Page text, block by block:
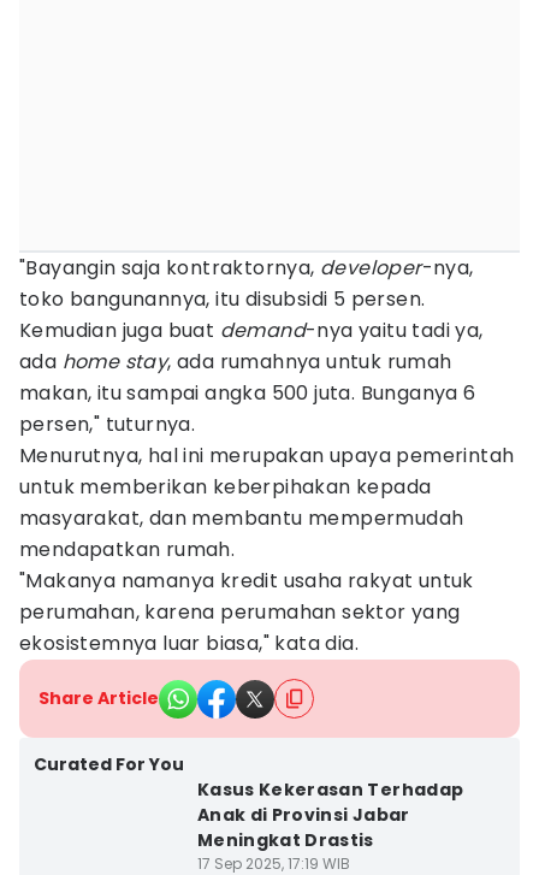
"Bayangin saja kontraktornya, developer-nya,
toko bangunannya, itu disubsidi 5 persen.
Kemudian juga buat demand-nya yaitu tadi ya,
ada home stay, ada rumahnya untuk rumah
makan, itu sampai angka 500 juta. Bunganya 6
persen," tuturnya.
Menurutnya, hal ini merupakan upaya pemerintah
untuk memberikan keberpihakan kepada
masyarakat, dan membantu mempermudah
mendapatkan rumah.
"Makanya namanya kredit usaha rakyat untuk
perumahan, karena perumahan sektor yang
ekosistemnya luar biasa," kata dia.
Share Article
Curated For You
Kasus Kekerasan Terhadap
Anak di Provinsi Jabar
Meningkat Drastis
17 Sep 2025, 17:19 WIB